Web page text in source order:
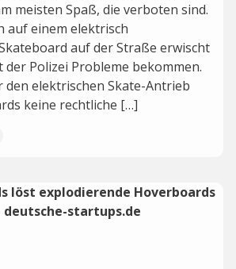
meisten Spaß, die verboten sind.
auf einem elektrisch
auf der Straße erwischt
Polizei Probleme bekommen.
den elektrischen Skate-Antrieb
keine rechtliche […]